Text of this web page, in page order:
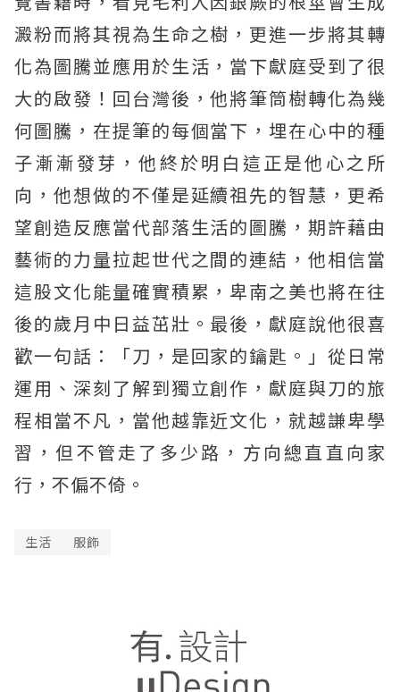
澱粉而將其視為生命之樹，更進一步將其轉
化為圖騰並應用於生活，當下獻庭受到了很
大的啟發！回台灣後，他將筆筒樹轉化為幾
何圖騰，在提筆的每個當下，埋在心中的種
子漸漸發芽，他終於明白這正是他心之所
向，他想做的不僅是延續祖先的智慧，更希
望創造反應當代部落生活的圖騰，期許藉由
藝術的力量拉起世代之間的連結，他相信當
這股文化能量確實積累，卑南之美也將在往
後的歲月中日益茁壯。最後，獻庭說他很喜
歡一句話：「刀，是回家的鑰匙。」從日常
運用、深刻了解到獨立創作，獻庭與刀的旅
程相當不凡，當他越靠近文化，就越謙卑學
習，但不管走了多少路，方向總直直向家
行，不偏不倚。
生活 服飾